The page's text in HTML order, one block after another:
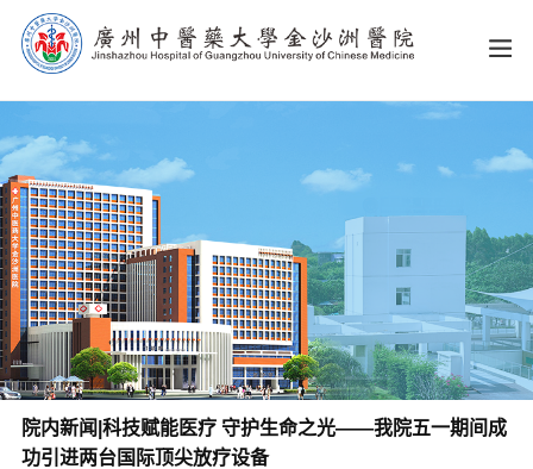
院内新闻|科技赋能医疗 守护生命之光——我院五一期间成
功引进两台国际顶尖放疗设备